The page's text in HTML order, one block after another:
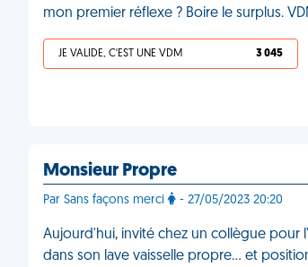
mon premier réflexe ? Boire le surplus.
JE VALIDE, C'EST UNE VDM 3 045
Monsieur Propre
Par Sans façons merci - 27/05/2023 20:20
Aujourd'hui, invité chez un collègue pour
dans son lave vaisselle propre… et